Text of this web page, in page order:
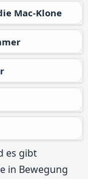
Mac-Klone
es gibt
in Bewegung